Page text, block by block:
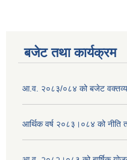
बजेट तथा कार्यक्रम
आ.व. २०८३/०८४ को बजेट वक्तव्य
आर्थिक वर्ष २०८३।०८४ को नीति